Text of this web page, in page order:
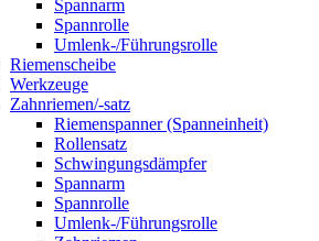
Spannarm
Spannrolle
Umlenk-/Führungsrolle
Riemenscheibe
Werkzeuge
Zahnriemen/-satz
Riemenspanner (Spanneinheit)
Rollensatz
Schwingungsdämpfer
Spannarm
Spannrolle
Umlenk-/Führungsrolle